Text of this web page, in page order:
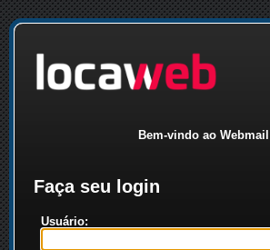
Bem-vindo ao Webmail
Faça seu login
Usuário: